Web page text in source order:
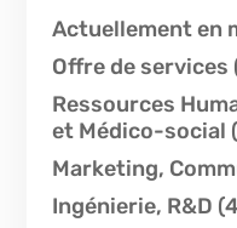
Actuellement en
Offre de services
Ressources
et Médico-social
Marketing,
Ingénierie, R&D